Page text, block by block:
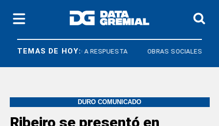
TEMAS DE HOY:
DERECHO A RESPUESTA OBRAS SOCIALES
DURO COMUNICADO
Ribeiro se presentó en